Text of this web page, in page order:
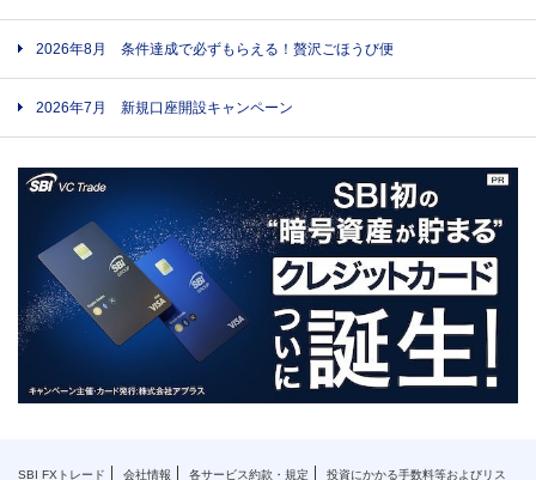
2026年8月 条件達成で必ずもらえる！贅沢ごほうび便
2026年7月 新規口座開設キャンペーン
SBI FXトレード 会社情報 各サービス約款・規定
投資にかかる手数料等およびリス